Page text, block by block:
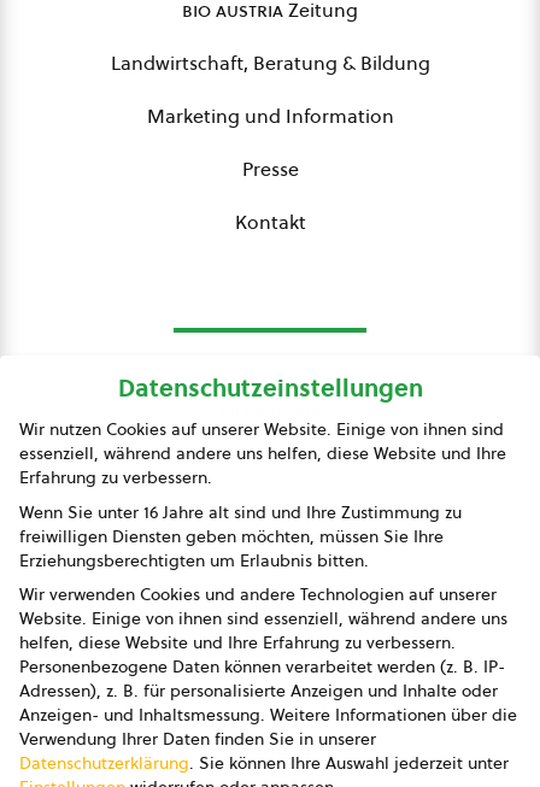
bio austriaZeitung
Landwirtschaft, Beratung & Bildung
Marketing und Information
Presse
Kontakt
Presse
Impressum
Datenschutz
AGB
AGB Marketing GmbH
AGB Bildung
Newsletter
Datenschutzeinstellungen
Wir nutzen Cookies auf unserer Website. Einige von ihnen sind
essenziell, während andere uns helfen, diese Website und Ihre
Erfahrung zu verbessern.
Wenn Sie unter 16 Jahre alt sind und Ihre Zustimmung zu
freiwilligen Diensten geben möchten, müssen Sie Ihre
Erziehungsberechtigten um Erlaubnis bitten.
Wir verwenden Cookies und andere Technologien auf unserer
Website. Einige von ihnen sind essenziell, während andere uns
helfen, diese Website und Ihre Erfahrung zu verbessern.
Personenbezogene Daten können verarbeitet werden (z. B. IP-
Adressen), z. B. für personalisierte Anzeigen und Inhalte oder
Anzeigen- und Inhaltsmessung. Weitere Informationen über die
Verwendung Ihrer Daten finden Sie in unserer
Datenschutzerklärung. Sie können Ihre Auswahl jederzeit unter